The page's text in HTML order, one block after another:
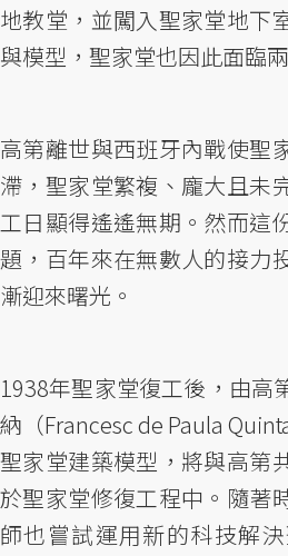
地教堂，並闖入聖家堂地下
與模型，聖家堂也因此面臨
高第離世與西班牙內戰使聖
滯，聖家堂繁複、龐大且未
工日顯得遙遙無期。然而這
題，百年來在無數人的接力
漸迎來曙光。
1938年聖家堂復工後，由高
納（Francesc de Paula
聖家堂建築模型，將與高第
於聖家堂修復工程中。隨著
師也嘗試運用新的科技解